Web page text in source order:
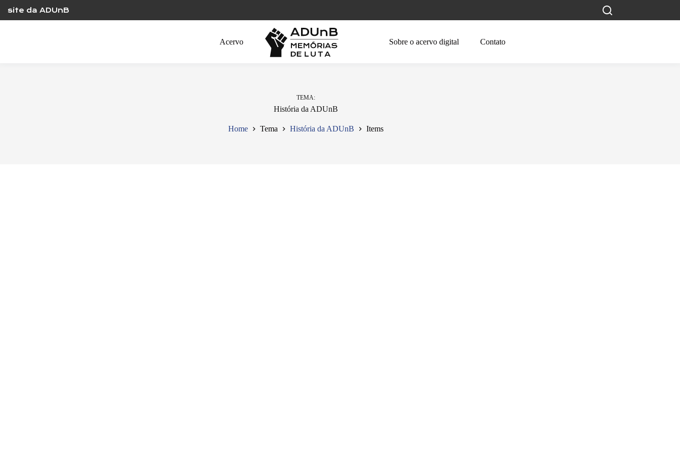
content
site da ADUnB
Acervo Sobre o acervo digital Contato
TEMA
História da ADUnB
Home Tema História da ADUnB Items